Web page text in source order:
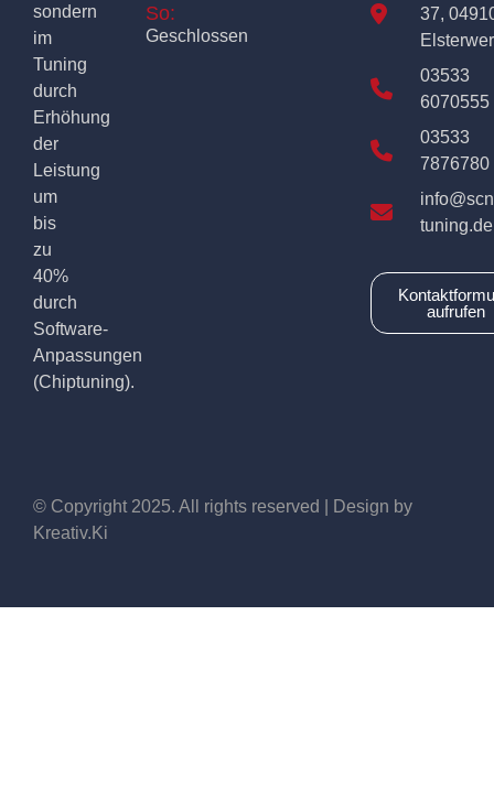
sondern
im
Tuning
durch
Erhöhung
der
Leistung
um
bis
zu
40%
durch
Software-
Anpassungen
(Chiptuning).
So:
Geschlossen
37,
03533
6070555
03533
7876780
tuning.de
aufrufen
© Copyright 2025. All rights reserved | Design by
Kreativ.Ki